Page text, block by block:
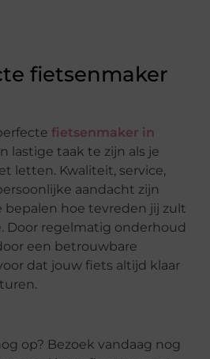
fietsenmaker
fietsenmaker in
lastige taak te zijn als je
letten. Kwaliteit, service,
aandacht zijn
bepalen hoe tevreden jij zult
Door regelmatig onderhoud
een betrouwbare
dat jouw fiets altijd klaar
op? Bezoek vandaag nog